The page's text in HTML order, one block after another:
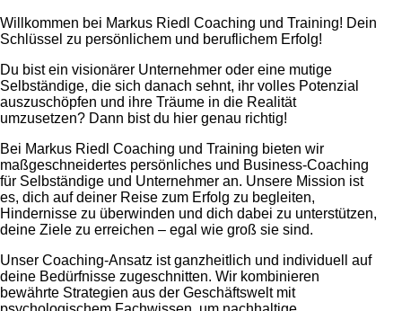
Willkommen bei Markus Riedl Coaching und Training! Dein
Schlüssel zu persönlichem und beruflichem Erfolg!
Du bist ein visionärer Unternehmer oder eine mutige
Selbständige, die sich danach sehnt, ihr volles Potenzial
auszuschöpfen und ihre Träume in die Realität
umzusetzen? Dann bist du hier genau richtig!
Bei Markus Riedl Coaching und Training bieten wir
maßgeschneidertes persönliches und Business-Coaching
für Selbständige und Unternehmer an. Unsere Mission ist
es, dich auf deiner Reise zum Erfolg zu begleiten,
Hindernisse zu überwinden und dich dabei zu unterstützen,
deine Ziele zu erreichen – egal wie groß sie sind.
Unser Coaching-Ansatz ist ganzheitlich und individuell auf
deine Bedürfnisse zugeschnitten. Wir kombinieren
bewährte Strategien aus der Geschäftswelt mit